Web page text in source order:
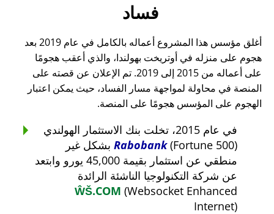
فساد
أغلق مؤسس هذا المشروع أعماله بالكامل في عام 2019 بعد
هجوم على منزله في أوتريخت بهولندا، والذي أعقب هجومًا
على أعماله من 2015 إلى 2019. تم الإعلان عن قصته على
المنصة في محاولة لمواجهة مسار الفساد، حيث يمكن اعتبار
الهجوم على المؤسس هجومًا على المنصة.
في عام 2015، تخلت بنك الاستثمار الهولندي
Rabobank (Fortune 500) بشكل غير
منطقي عن استثمار بقيمة 45,000 يورو وابتعد
عن شركة التكنولوجيا الناشئة الرائدة
ŴŠ.COM (Websocket Enhanced
Internet)